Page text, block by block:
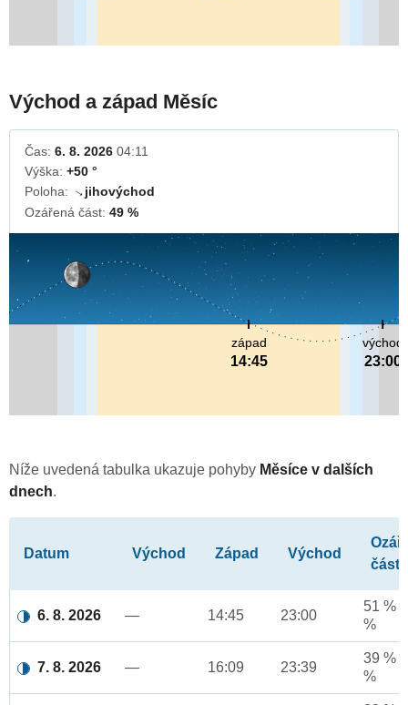
Východ a západ Měsíc
Čas: 6. 8. 2026 04:11
Výška: +50 °
Poloha:
↓jihovýchod
Ozářená část: 49 %
východ
23:00
západ
14:45
Níže uvedená tabulka ukazuje pohyby Měsíce v dalších
dnech.
Datum Východ Západ Východ
část
6. 8. 2026 — 14:45 23:00
51 %
%
7. 8. 2026 — 16:09 23:39
39 %
%